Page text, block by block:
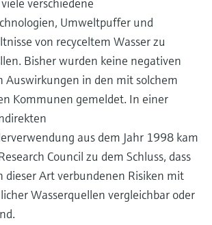
Umweltpuffer und
von recyceltem Wasser zu
Bisher wurden keine negativen
Auswirkungen in den mit solchem
Kommunen gemeldet. In einer
aus dem Jahr 1998 kam
Council zu dem Schluss, dass
dieser Art verbundenen Risiken mit
Wasserquellen vergleichbar oder